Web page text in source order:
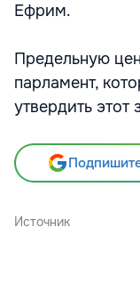
Ефрим.
Предельную
парламент,
утвердить этот
Источник